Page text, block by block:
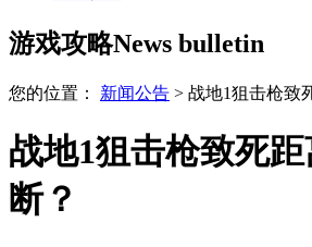
游戏攻略News bulletin
您的位置： 新闻公告 > 战地1狙击枪致
战地1狙击枪致死距
断？